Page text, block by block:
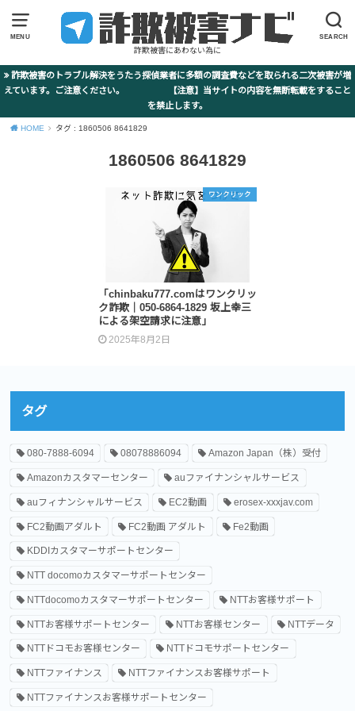
MENU SEARCH
詐欺被害にあわない為に
詐欺被害のトラブル解決をうたう探偵業者に多額の調査費などを取られる二次被害が増
えています。ご注意ください。 【注意】当サイトの内容を無断転載をすること
を禁止します。
HOME タグ : 1860506 8641829
1860506 8641829
ワンクリック
「chinbaku777.comはワンクリッ
ク詐欺｜050-6864-1829 坂上幸三
による架空請求に注意」
2025年8月2日
タグ
080-7888-6094 08078886094 Amazon Japan（株）受付
Amazonカスタマーセンター auファイナンシャルサービス
auフィナンシャルサービス EC2動画 erosex-xxxjav.com
FC2動画アダルト FC2動画 アダルト Fe2動画
KDDIカスタマーサポートセンター
NTT docomoカスタマーサポートセンター
NTTdocomoカスタマーサポートセンター NTTお客様サポート
NTTお客様サポートセンター NTTお客様センター NTTデータ
NTTドコモお客様センター NTTドコモサポートセンター
NTTファイナンス NTTファイナンスお客様サポート
NTTファイナンスお客様サポートセンター